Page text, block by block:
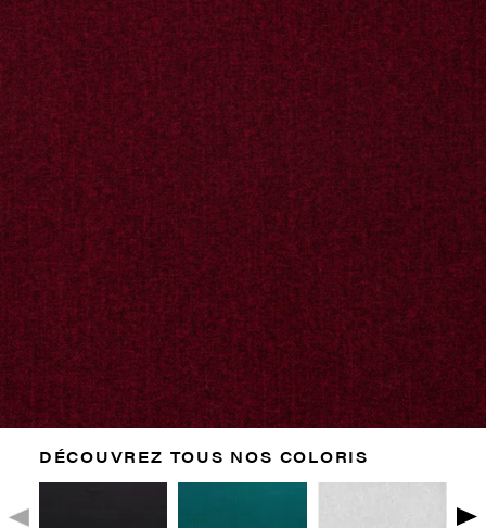
DÉCOUVREZ TOUS NOS COLORIS